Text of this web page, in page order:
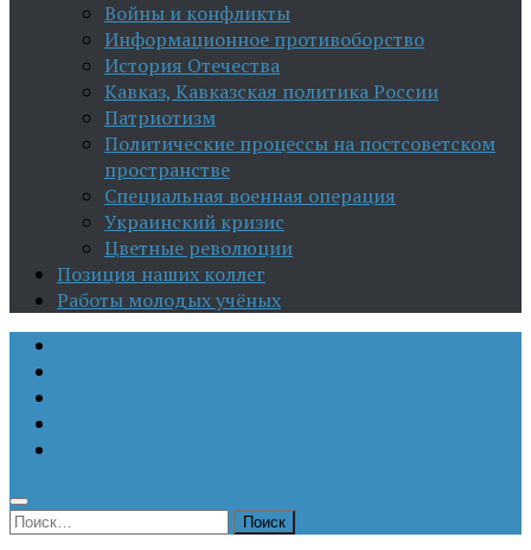
Войны и конфликты
Информационное противоборство
История Отечества
Кавказ, Кавказская политика России
Патриотизм
Политические процессы на постсоветском
пространстве
Специальная военная операция
Украинский кризис
Цветные революции
Позиция наших коллег
Работы молодых учёных
Найти: